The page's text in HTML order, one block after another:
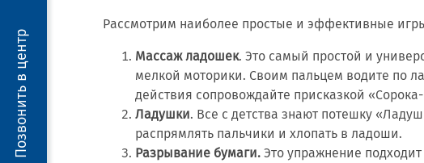
Позвонить в центр
Рассмотрим наиболее простые и эффективные
Массаж ладошек. Это самый простой и
мелкой моторики. Своим пальцем водите по
действия сопровождайте присказкой
Ладушки. Все с детства знают потешку
распрямлять пальчики и хлопать в ладоши.
Разрывание бумаги.Это упражнение